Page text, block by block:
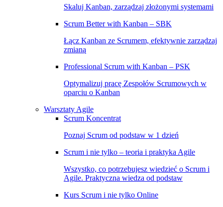
Skaluj Kanban, zarządzaj złożonymi systemami
Scrum Better with Kanban – SBK
Łącz Kanban ze Scrumem, efektywnie zarządzaj
zmianą
Professional Scrum with Kanban – PSK
Optymalizuj pracę Zespołów Scrumowych w
oparciu o Kanban
Warsztaty Agile
Scrum Koncentrat
Poznaj Scrum od podstaw w 1 dzień
Scrum i nie tylko – teoria i praktyka Agile
Wszystko, co potrzebujesz wiedzieć o Scrum i
Agile. Praktyczna wiedza od podstaw
Kurs Scrum i nie tylko Online